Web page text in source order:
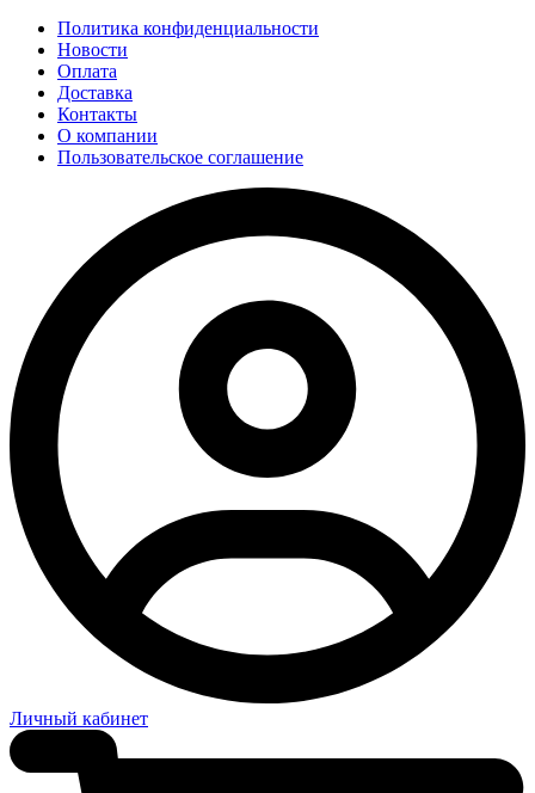
Политика конфиденциальности
Новости
Оплата
Доставка
Контакты
О компании
Пользовательское соглашение
Личный кабинет